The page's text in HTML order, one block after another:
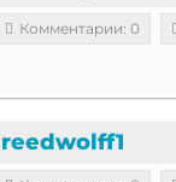
Комментарии: 0
reedwolff1